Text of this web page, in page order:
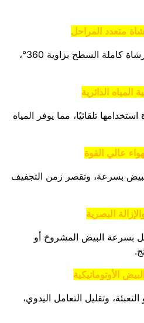
متعدد المراحل
إزالة الأوساخ تمامًا بواسطة فرشاة كاملة السطح بزاوية 360°،
المياه الدائرية
تلقائيًا، مما يوفر المياه
عالي القوة
بسرعة، وتقصر زمن التجفيف
البصرية
بسرعة البيض المشروخ أو
الأوتوماتيكية
وتقليل التعامل اليدوي،